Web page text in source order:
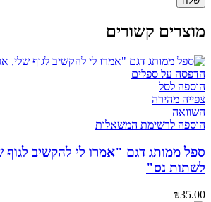
מוצרים קשורים
הוספה לסל
צפייה מהירה
השוואה
הוספה לרשימת המשאלות
ספל ממותג דגם "אמרו לי להקשיב לגוף
לשתות נס"
₪35.00